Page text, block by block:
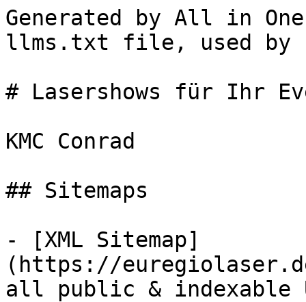
Generated by All in
llms.txt file, used by
# Lasershows für Ihr
KMC Conrad
## Sitemaps
- [XML Sitemap]
(https://
all public & indexable